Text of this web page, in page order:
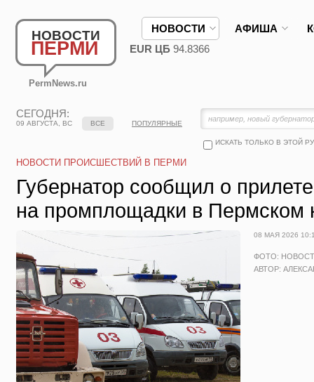
НОВОСТИ
ПЕРМИ
PermNews.ru
НОВОСТИ АФИША
EUR ЦБ 94.8366
СЕГОДНЯ:
09 АВГУСТА, ВС
ИСКАТЬ ТОЛЬКО В ЭТОЙ
ВСЕ ПОПУЛЯРНЫЕ
НОВОСТИ ПРОИСШЕСТВИЙ В ПЕРМИ
Губернатор сообщил о
на промплощадки в Пермском
08 МАЯ 2026
ФОТО:
АВТОР: